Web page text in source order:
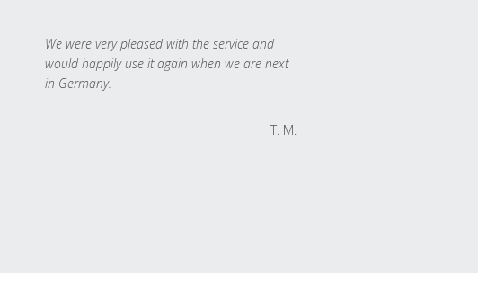
We were very pleased with the service and
would happily use it again when we are next
in Germany.
T. M.